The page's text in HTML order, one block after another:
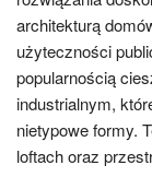
architekturą
użyteczności
popularnością
industrialnym,
nietypowe formy.
loftach oraz